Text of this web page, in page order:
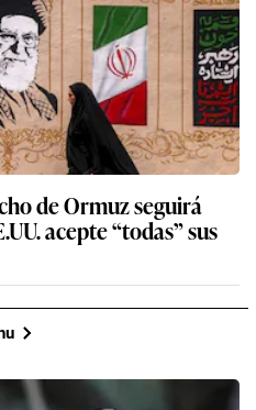
de Ormuz seguirá
acepte “todas” sus